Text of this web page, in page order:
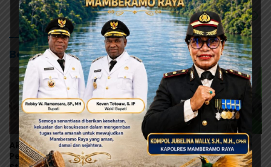
Baca Juga
ARUN Papua Desak
Pemerintah Tetapkan
Sambangi Warga
Kwadeware, AIPTU